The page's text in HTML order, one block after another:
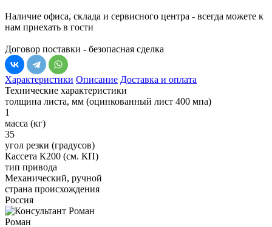
Наличие офиса, склада и сервисного центра - всегда можете к
нам приехать в гости
Договор поставки - безопасная сделка
Характеристики Описание Доставка и оплата
Технические характеристики
толщина листа, мм (оцинкованный лист 400 мпа)
1
масса (кг)
35
угол резки (градусов)
Кассета К200 (см. КП)
тип привода
Механический, ручной
страна происхождения
Россия
Роман